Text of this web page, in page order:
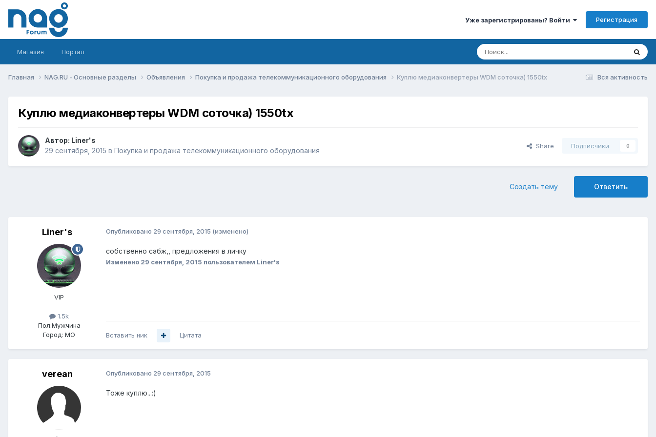
Уже зарегистрированы? Войти Регистрация
Магазин Портал
Вся активность
Главная NAG.RU - Основные разделы Объявления Покупка и продажа телекоммуникационного оборудования Куплю медиаконвертеры WDM соточка) 1550tx
Куплю медиаконвертеры WDM соточка) 1550tx
Автор: Liner's
29 сентября, 2015 в Покупка и продажа телекоммуникационного оборудования
Share Подписчики 0
Ответить
Создать тему
Liner's
VIP
1.5k
Пол:Мужчина
Город: МО
Опубликовано 29 сентября, 2015 (изменено)
собственно сабж,, предложения в личку
Изменено 29 сентября, 2015 пользователем Liner's
Вставить ник Цитата
verean Опубликовано 29 сентября, 2015
Тоже куплю...:)